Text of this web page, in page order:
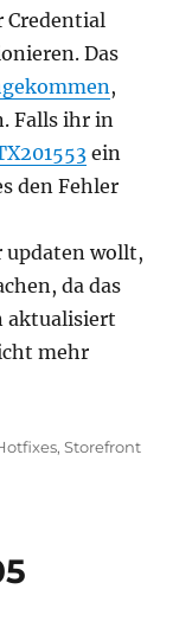
Credential
Das
,
Falls ihr in
ein
den Fehler
updaten wollt,
da das
aktualisiert
mehr
,Storefront